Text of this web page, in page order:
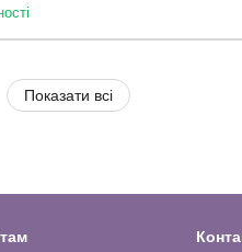
Показати всі